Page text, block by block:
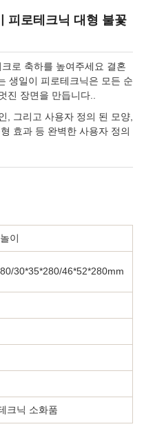
피로테크닉 대형 불꽃
로 축하를 높여주세요 결혼
생일이 피로테크닉은 모든 순
진 장면을 만듭니다..
, 그리고 사용자 정의 된 모양,
효과 등 완벽한 사용자 정의
이
30*35*280/46*52*280mm
크닉 소화품